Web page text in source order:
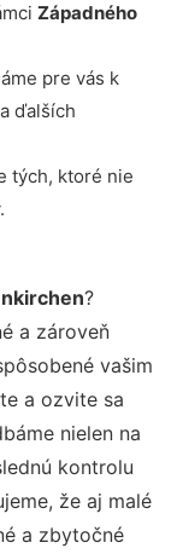
Západného
pre vás k
ďalších
tých, ktoré nie
?
a zároveň
vašim
a ozvite sa
nielen na
kontrolu
že aj malé
a zbytočné